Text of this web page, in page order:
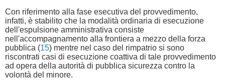
Con riferimento alla fase esecutiva del provvedimento,
infatti, è stabilito che la modalità ordinaria di esecuzione
dell'espulsione amministrativa consiste
nell'accompagnamento alla frontiera a mezzo della forza
pubblica (15) mentre nel caso del rimpatrio si sono
riscontrati casi di esecuzione coattiva di tale provvedimento
ad opera della autorità di pubblica sicurezza contro la
volontà del minore.